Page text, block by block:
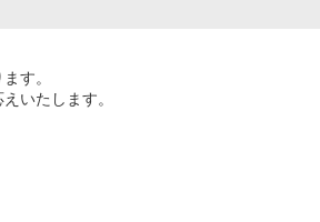
す。
いたします。